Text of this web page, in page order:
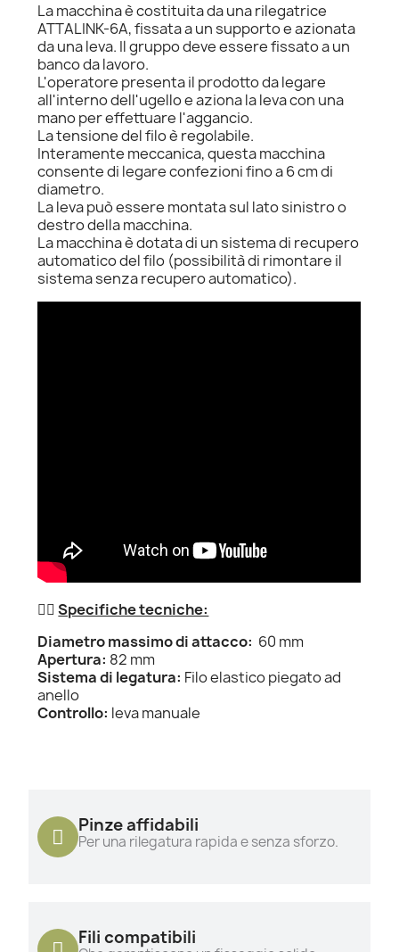
La macchina è costituita da una rilegatrice
ATTALINK-6A, fissata a un supporto e azionata
da una leva. Il gruppo deve essere fissato a un
banco da lavoro.
L'operatore presenta il prodotto da legare
all'interno dell'ugello e aziona la leva con una
mano per effettuare l'aggancio.
La tensione del filo è regolabile.
Interamente meccanica, questa macchina
consente di legare confezioni fino a 6 cm di
diametro.
La leva può essere montata sul lato sinistro o
destro della macchina.
La macchina è dotata di un sistema di recupero
automatico del filo (possibilità di rimontare il
sistema senza recupero automatico).
👌🏻Specifiche tecniche:
Diametro massimo di attacco: 60 mm
Apertura: 82 mm
Sistema di legatura: Filo elastico piegato ad
anello
Controllo: leva manuale
Pinze affidabili
Per una rilegatura rapida e senza sforzo.
Fili compatibili